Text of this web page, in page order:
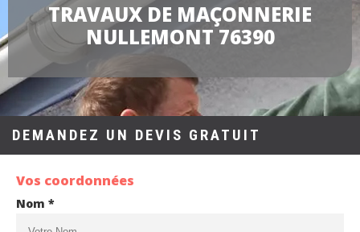
TRAVAUX DE MAÇONNERIE
NULLEMONT 76390
DEMANDEZ UN DEVIS GRATUIT
Vos coordonnées
Nom *